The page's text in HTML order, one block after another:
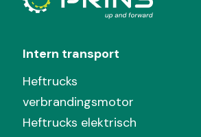
Intern transport
Heftrucks
verbrandingsmotor
Heftrucks elektrisch